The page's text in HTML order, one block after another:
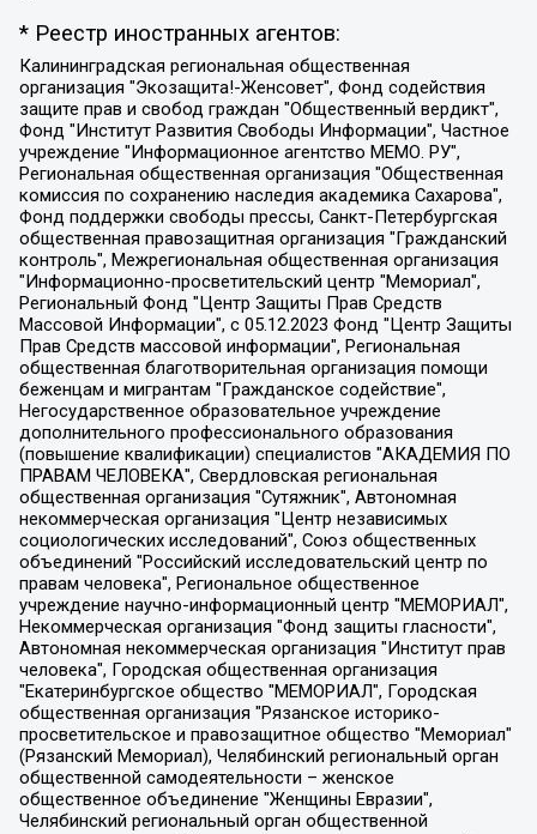
* Реестр иностранных агентов:
Калининградская региональная общественная организация "Экозащита!-Женсовет", Фонд содействия защите прав и свобод граждан "Общественный вердикт", Фонд "Институт Развития Свободы Информации", Частное учреждение "Информационное агентство МЕМО. РУ", Региональная общественная организация "Общественная комиссия по сохранению наследия академика Сахарова", Фонд поддержки свободы прессы, Санкт-Петербургская общественная правозащитная организация "Гражданский контроль", Межрегиональная общественная организация "Информационно-просветительский центр "Мемориал", Региональный Фонд "Центр Защиты Прав Средств Массовой Информации", с 05.12.2023 Фонд "Центр Защиты Прав Средств массовой информации", Региональная общественная благотворительная организация помощи беженцам и мигрантам "Гражданское содействие", Негосударственное образовательное учреждение дополнительного профессионального образования (повышение квалификации) специалистов "АКАДЕМИЯ ПО ПРАВАМ ЧЕЛОВЕКА", Свердловская региональная общественная организация "Сутяжник", Автономная некоммерческая организация "Центр независимых социологических исследований", Союз общественных объединений "Российский исследовательский центр по правам человека", Региональное общественное учреждение научно-информационный центр "МЕМОРИАЛ", Некоммерческая организация "Фонд защиты гласности", Автономная некоммерческая организация "Институт прав человека", Городская общественная организация "Екатеринбургское общество "МЕМОРИАЛ", Городская общественная организация "Рязанское историко-просветительское и правозащитное общество "Мемориал" (Рязанский Мемориал), Челябинский региональный орган общественной самодеятельности – женское общественное объединение "Женщины Евразии", Челябинский региональный орган общественной самодеятельности "Уральская правозащитная группа", Фонд содействия защите здоровья и социальной справедливости имени Андрея Рылькова, Автономная Некоммерческая Организация "Аналитический Центр Юрия Левады", Автономная некоммерческая организация социальной поддержки населения "Проект Апрель", Региональная общественная организация помощи женщинам и детям, находящимся в кризисной ситуации "Информационно-методический центр "Анна", Фонд содействия развитию массовых коммуникаций и правовому просвещению "Так-так-Так", Фонд содействия устойчивому развитию "Серебряная тайга", Свердловский региональный общественный фонд социальных проектов "Новое время", "Idel.Реалии", Кавказ.Реалии, Крым.Реалии, Телеканал Настоящее Время, Татаро-башкирская служба Радио Свобода (Azatliq Radiosi), Радио Свободная Европа/Радио Свобода (PCE/PC), "Сибирь.Реалии", "Фактограф", Благотворительный фонд помощи осужденным и их семьям, Автономная некоммерческая организация "Институт глобализации и социальных движений", Фонд "В защиту прав заключенных", Частное учреждение "Центр поддержки и содействия развитию средств массовой информации", Пензенский региональный общественный благотворительный фонд "Гражданский союз", "Север.Реалии", Некоммерческая организация Фонд "Правовая инициатива", Общество с ограниченной ответственностью "Радио Свободная Европа/Радио Свобода", Чешское информационное агентство "MEDIUM-ORIENT", Красноярская региональная общественная организация "Мы против СПИДа", Камалягин Денис Николаевич, Маркелов Сергей Евгеньевич, Пономарев Лев Александрович, Савицкая Людмила Алексеевна, Автономная некоммерческая организация "Центр по работе с проблемой насилия "НАСИЛИЮ.НЕТ", Межрегиональный профессиональный союз работников здравоохранения "Альянс врачей", Юридическое лицо, зарегистрированное в Латвийской Республике, SIA "Medusa Project" (регистрационный номер 40103797863, дата регистрации 10.06.2014), Некоммерческая организация "Фонд по борьбе с коррупцией", Автономная некоммерческая организация "Институт права и публичной политики", Баданин Роман Сергеевич, Гликин Максим Александрович, Железнова Мария Михайловна, Лукьянова Юлия Сергеевна, Маетная Елизавета Витальевна, Маняхин Петр Борисович, Чуракова Ольга Владимировна, Ярош Юлия Петровна, Юридическое лицо "The Insider SIA", зарегистрированное в Риге, Латвийская Республика (дата регистрации 26.06.2015), являющееся администратором доменного имени интернет-издания "The Insider SIA", https://theins.ru, Постернак Алексей Евгеньевич, Рубин Михаил Аркадьевич, Анин Роман Александрович, Юридическое лицо Istories fonds, зарегистрированное в Латвийской Республике (регистрационный номер 50008295751, дата регистрации 24.02.2020), Великовский Дмитрий Александрович, Долинина Ирина Николаевна, Мароховская Алеся Алексеевна, Шлейнов Роман Юрьевич, Шмагун Олеся Валентиновна, Общество с ограниченной ответственностью "Альтаир 2021", Общество с ограниченной ответственностью "Вега 2021", Общество с ограниченной ответственностью "Главный редактор 2021", Общество с ограниченной ответственностью "Ромашки монолит", Важенков Артем Валерьевич, Ивановская областная общественная организация "Центр гендерных исследований", Гурман Юрий Альбертович, Медиапроект "ОВД-Инфо", Егоров Владимир Владимирович, Жилинский Владимир Александрович, Общество с ограниченной ответственностью "ЗП", Иванова София Юрьевна, Карезина Инна Павловна, Кильтау Екатерина Викторовна, Петров Алексей Викторович, Пискунов Сергей Евгеньевич, Смирнов Сергей Сергеевич, Тихонов Михаил Сергеевич, Общество с ограниченной ответственностью "ЖУРНАЛИСТ-ИНОСТРАННЫЙ АГЕНТ", Арапова Галина Юрьевна, Вольтская Татьяна Анатольевна, Американская компания "Mason G.E.S. Anonymous Foundation" (США), являющаяся владельцем интернет-издания https://mnews.world/, Компания "Stichting Bellingcat", зарегистрированная в Нидерландах (дата регистрации 11.07.2018), Захаров Андрей Вячеславович, Клепиковская Екатерина Дмитриевна, Общество с ограниченной ответственностью "МЕМО", Перл Роман Александрович, Симонов Евгений Алексеевич, Соловьева Елена Анатольевна, Сотников Даниил Владимирович, Сурначева Елизавета Дмитриевна, Автономная некоммерческая организация по защите прав человека и информированию населения "Якутия – Наше Мнение", Общество с ограниченной ответственностью "Москоу диджитал медиа", с 26.01.2023 Общество с ограниченной ответственностью "Чайка Белые сады", Ветошкина Валерия Валерьевна, Заговора Максим Александрович, Межрегиональное общественное движение "Российская ЛГБТ - сеть", Оленичев Максим Владимирович, Павлов Иван Юрьевич, Скворцова Елена Сергеевна, Общество с ограниченной ответственностью "Как бы инагент", Кочетков Игорь Викторович, Общество с ограниченной ответственностью "Честные выборы", Еланчик Олег Александрович, Общество с ограниченной ответственностью "Нобелевский призыв", Гималова Регина Эмилевна, Григорьев Андрей Валерьевич, Григорьева Алина Александровна, Ассоциация по содействию защите прав призывников, альтернативнослужащих и военнослужащих "Правозащитная группа "Гражданин.Армия.Право", Хисамова Регина Фаритовна, Автономная некоммерческая организация по реализации социально-правовых программ "Лилит", Дальневосточное общественное движение "Маяк", Санкт-Петербургская ЛГБТ-инициативная группа "Выход", Инициативная группа ЛГБТ+ "Реверс", Алексеев Андрей Викторович, Бекбулатова Таисия Львовна, Беляев Иван Михайлович, Владыкина Елена Сергеевна, Гельман Марат Александрович, Никульшина Вероника Юрьевна, Толоконникова Надежда Андреевна, Шендерович Виктор Анатольевич, Общество с ограниченной ответственностью "Данное сообщение", Общество с ограниченной ответственностью Издательский дом "Новая глава", Айнбиндер Александра Александровна, Московский комьюнити-центр для ЛГБТ+инициатив, Благотворительный фонд развития филантропии, Deutsche Welle (Германия, Kurt-Schumacher-Strasse 3, 53113 Bonn), Борзунова Мария Михайловна, Воробьев Виктор Викторович, Голубева Анна Львовна, Константинова Алла Михайловна, Малкова Ирина Владимировна, Мурадов Мурад Абдулгалимович, Осетинская Елизавета Николаевна, Понасенков Евгений Николаевич, Ганапольский Матвей Юрьевич, Киселев Евгений Алексеевич, Борухович Ирина Григорьевна, Дремин Иван Тимофеевич, Дубровский Дмитрий Викторович, Красноярская региональная общественная организация поддержки и развития альтернативных образовательных технологий и межкультурных коммуникаций "ИНТЕРРА", Маяковская Екатерина Алексеевна, Фейгин Марк Захарович, Филимонов Андрей Викторович, Дзугкоева Регина Николаевна, Доброхотов Роман Александрович, Дудь Юрий Александрович, Елкин Сергей Владимирович, Кругликов Кирилл Игоревич, Сабунаева Мария Леонидовна, Семенов Алексей Владимирович, Шаинян Карен Багратович, Шульман Екатерина Михайловна, Асафьев Артур Валерьевич, Вахштайн Виктор Семенович, Венедиктов Алексей Алексеевич, Лушникова Екатерина Евгеньевна, Волков Леонид Михайлович, Невзоров Александр Глебович, Пархоменко Сергей Борисович, Сироткин Ярослав Николаевич, Кара-Мурза Владимир Владимирович, Баранова Наталья Владимировна, Гозман Леонид Яковлевич, Кагарлицкий Борис Юльевич, Климарев Михаил Валерьевич, Милов Владимир Станиславович, Автономная некоммерческая организация Краснодарский центр современного искусства "Типография", Моргенштерн Алишер Тагирович, Соболь Любовь Эдуардовна, Общество с ограниченной ответственностью "ЛИЗА НОРМ", Каспаров Гарри Кимович, Ходорковский Михаил Борисович, Общество с ограниченной ответственностью "Апрельские тезисы", Данилович Ирина Брониславовна, Кашин Олег Владимирович, Петров Николай Владимирович, Пивоваров Алексей Владимирович, Соколов Михаил Владимирович, Цветкова Юлия Владимировна, Чичваркин Евгений Александрович, Комитет против пыток/Команда против пыток, Общество с ограниченной ответственностью "Первый научный", Общество с ограниченной ответственностью "Вертолет и ко", Белоцерковская Вероника Борисовна, Кац Максим Евгеньевич, Лазарева Татьяна Юрьевна, Шаведдинов Руслан Табризович, Яшин Илья Валерьевич, Общество с ограниченной ответственностью "Иноагент ААВ", Алешковский Дмитрий Петрович, Альбац Евгения Марковна, Быков Дмитрий Львович, Галямина Юлия Евгеньевна, Лойко Сергей Леонидович, Мартынов Кирилл Константинович, Медведев Сергей Александрович, Крашенинников Федор Геннадиевич, Гордеева Катерина Вл